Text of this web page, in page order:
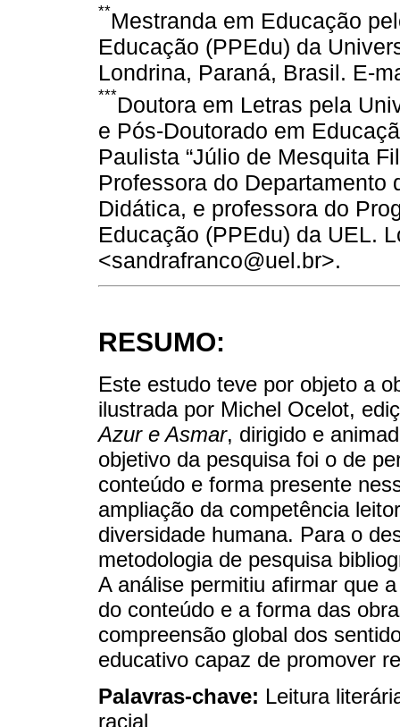
**Mestranda em Educação
Educação (PPEdu) da
Londrina, Paraná, Brasil. E-
***Doutora em Letras pela
e Pós-Doutorado em
Paulista “Júlio de Mesquita
Professora do Departamento
Didática, e professora do
Educação (PPEdu) da UEL.
<sandrafranco@uel.br>.
RESUMO:
Este estudo teve por objeto a
ilustrada por Michel Ocelot,
Azur e Asmar, dirigido e
objetivo da pesquisa foi o de
conteúdo e forma presente
ampliação da competência
diversidade humana. Para o
metodologia de pesquisa
A análise permitiu afirmar que
do conteúdo e a forma das
compreensão global dos
educativo capaz de promover
Palavras-chave: Leitura
racial